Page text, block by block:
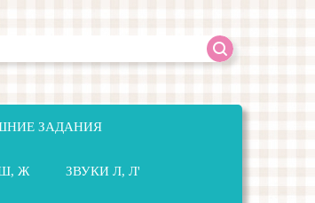
ЗАДАНИЯ
Ж ЗВУКИ Л, Л'